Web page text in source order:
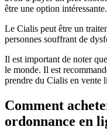
être une option intéressante.
Le Cialis peut être un
personnes souffrant de
Il est important de noter
le monde. Il est
prendre du Cialis en vente
Comment
ordonnance en